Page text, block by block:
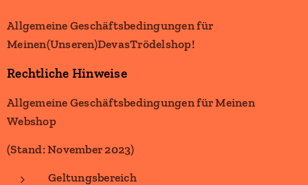
Allgemeine Geschäftsbedingungen für
Meinen(Unseren)DevasTrödelshop!
Rechtliche Hinweise
Allgemeine Geschäftsbedingungen für Meinen
Webshop
(Stand: November 2023)
Geltungsbereich